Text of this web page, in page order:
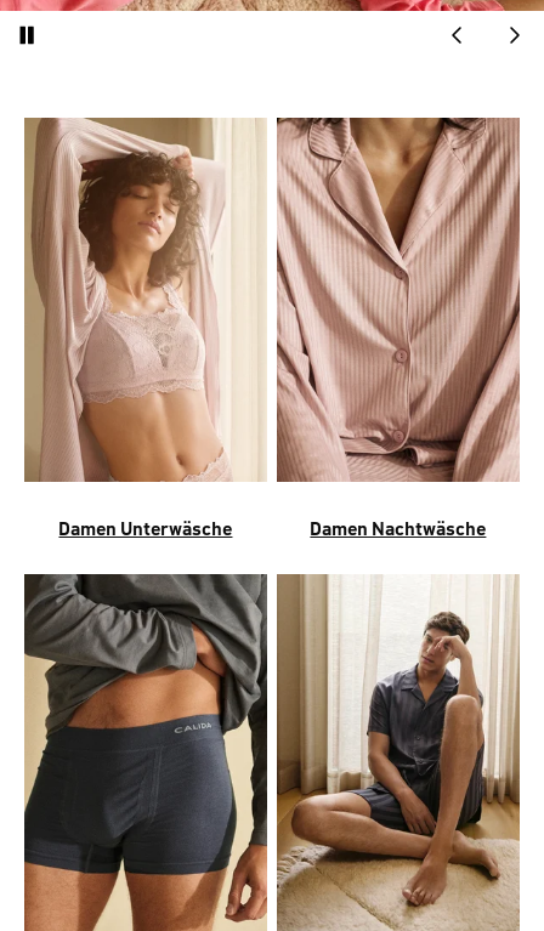
Damen Unterwäsche Damen Nachtwäsche